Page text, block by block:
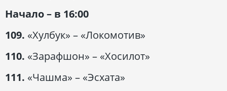
Начало – в 16:00
109. «Хулбук» – «Локомотив»
110. «Зарафшон» – «Хосилот»
111. «Чашма» – «Эсхата»